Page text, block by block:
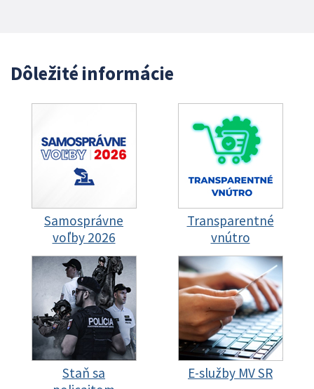
Dôležité informácie
Samosprávne
voľby 2026
Transparentné
vnútro
Staň sa
E-služby MV SR